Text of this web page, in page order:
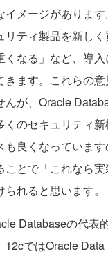
イメージがありま
リティ製品を新し
くなる」など、導
きます。これらの
んが、Oracle
くのセキュリティ
も良くなっていま
とで「これなら実
れると思います。
Databaseの代表
12cではOracle